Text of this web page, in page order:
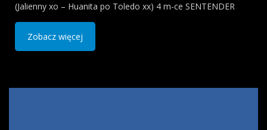
(Jalienny xo – Huanita po Toledo xx) 4 m-ce SENTENDER
Zobacz więcej